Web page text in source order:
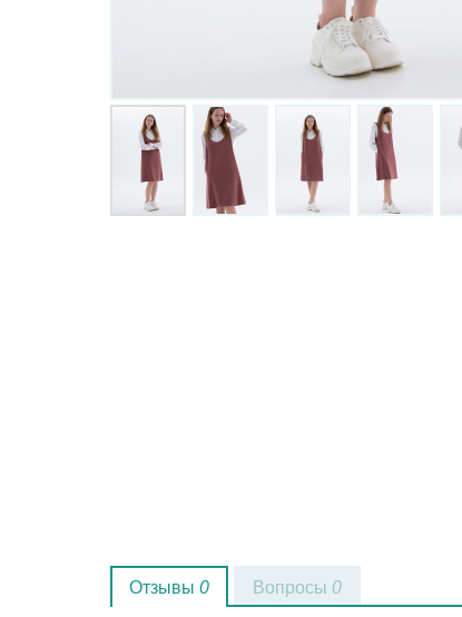
Отзывы 0 Вопросы 0